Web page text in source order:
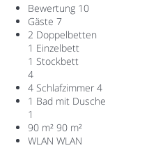
Bewertung 10
Gäste 7
2 Doppelbetten
1 Einzelbett
1 Stockbett
4
4 Schlafzimmer 4
1 Bad mit Dusche
1
90 m² 90 m²
WLAN WLAN